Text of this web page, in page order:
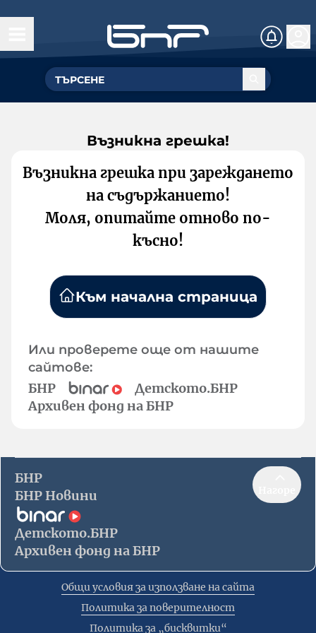
Възникна грешка!
Възникна грешка при зареждането
на съдържанието!
Моля, опитайте отново по-
късно!
Към начална страница
Или проверете още от нашите
сайтове:
БНР
Детското.БНР
Архивен фонд на БНР
БНР
БНР Новини
Детското.БНР
Архивен фонд на БНР
Общи условия за използване на сайта
Политика за поверителност
Политика за „бисквитки“